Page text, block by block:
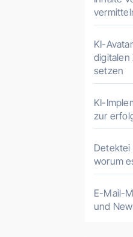
KI-
digitalen
setzen
KI-
zur
Detektei
worum
E-Mail-
und